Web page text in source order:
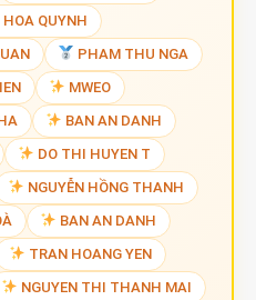
QUYNH
PHAM THU NGA
MWEO
BAN AN DANH
DO THI HUYEN T
NGUYỄN HỒNG THANH
BAN AN DANH
TRAN HOANG YEN
NGUYEN THI THANH MAI